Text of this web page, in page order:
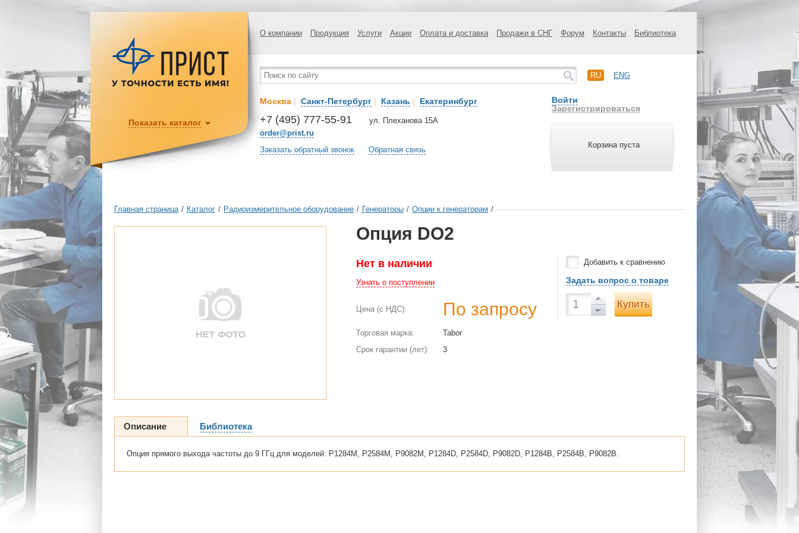
О компании Продукция Услуги Акции Оплата и доставка Продажи в СНГ Форум Контакты Библиотека
RU ENG
Москва | Санкт-Петербург | Казань | Екатеринбург
+7 (495) 777-55-91
order@prist.ru
ул. Плеханова 15А
Заказать обратный звонок Обратная связь
Войти
Зарегистрироваться
Корзина пуста
Показать каталог
Главная страница / Каталог / Радиоизмерительное оборудование / Генераторы / Опции к генераторам /
Опция DO2
Нет в наличии
Узнать о поступлении
Цена (с НДС): По запросу
Торговая марка:
Tabor
Срок гарантии (лет):
3
Добавить к сравнению
Задать вопрос о товаре
Купить
Описание Библиотека
Опция прямого выхода частоты до 9 ГГц для моделей: P1284M, P2584M, P9082M, P1284D, P2584D, P9082D, P1284B, P2584B, P9082B.